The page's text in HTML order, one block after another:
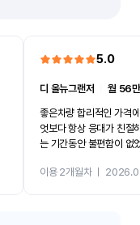
5.0
디 올뉴그랜저 ㅣ월 56
좋은차량 합리적인 가격
엇보다 항상 응대가 친절
는 기간동안 불편함이 없
카 렌트 고민없이 강추합
이용 2개월차ㅣ